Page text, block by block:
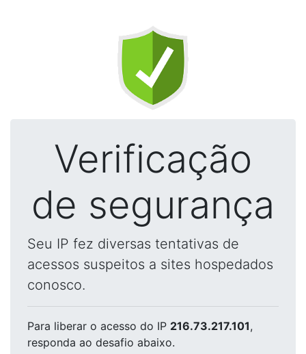
Verificação
de segurança
Seu IP fez diversas tentativas de
acessos suspeitos a sites hospedados
conosco.
Para liberar o acesso do IP 216.73.217.101,
responda ao desafio abaixo.